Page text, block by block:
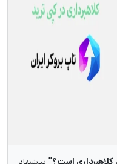
کلاهبرداری است؟” پیشنهاد